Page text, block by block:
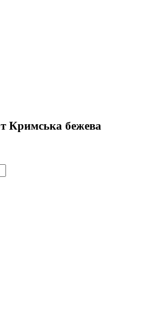
Кримська бежева